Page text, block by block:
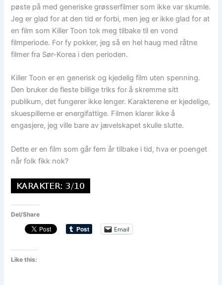
pøste på med generiske grøsserfilmer som ikke var skumle.
Jeg er glad for at den tid er forbi, men jeg er ikke glad for at
en film som Killer Toon tok meg tilbake til en vond
filmperiode. For fy pokker, jeg så en hel haug med råtne
filmer fra Sør-Korea i den perioden.
Killer Toon er en generisk og kjedelig film uten spenning.
Den bruker de fleste billige triks for å skremme sitt
publikum, det fungerer ikke lenger. Karakterene er kjedelige,
skuespillerne er energifattige. Filmen klarer ikke å
engasjere, jeg ville bare av jævelskapet skulle slutte.
Dette er en film som går fem år tilbake i tid, hva er poenget
når folk fikk nok?
Del/Share
Email
Like this: